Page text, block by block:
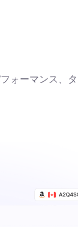
ォーマンス、